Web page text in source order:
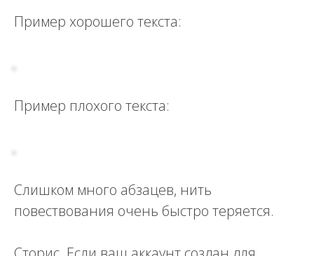
Пример хорошего текста:
Пример плохого текста:
Слишком много абзацев, нить
повествования очень быстро теряется.